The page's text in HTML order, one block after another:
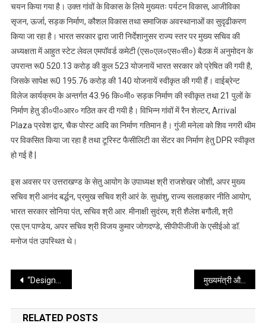
चयन किया गया है। उक्त गांवों के विकास के लिये मुख्यतः पर्यटन विकास, आजीविका
सृजन, ऊर्जा, सड़क निर्माण, कौशल विकास तथा समाजिक अवस्थानाओं का सुदृढीकरण
किया जा रहा है। भारत सरकार द्वारा जारी निर्देशानुसर राज्य स्तर पर मुख्य सचिव की
अध्यक्षता में आहुत स्टेट लेवल एमपॉवर्ड कमेटी (एस०एल०एस०सी०) बैठक में अनुमोदन के
उपरान्त रू0 520.13 करोड़ की कुल 523 योजनायें भारत सरकार को प्रेषित की गयी है,
जिसके सापेक्ष रू0 195.76 करोड़ की 140 योजनायें स्वीकृत की गयी हैं। वाईब्रेन्ट
विलेज कार्यक्रम के अन्तर्गत 43.96 कि०मी० सड़क निर्माण की स्वीकृत तथा 21 पुलों के
निर्माण हेतु डी०पी०आर० गठित कर दी गयी है। विभिन्न गांवों में रैन शेल्टर, Arrival
Plaza प्रवेश द्वार, चैक पोस्ट आदि का निर्माण गतिमान है। गुंजी मनेला को शिव नगरी थीम
पर विकसित किया जा रहा है तथा टूरिस्ट फैसीलिटी का सेंटर का निर्माण हेतु DPR स्वीकृत
हो गई है |
इस अवसर पर उत्तराखण्ड के सेतु आयोग के उपाध्यक्ष श्री राजशेखर जोशी, अपर मुख्य
सचिव श्री आनंद बर्द्धन, प्रमुख सचिव श्री आरं के. सुधांशु, राज्य सलाहकार नीति आयोग,
भारत सरकार सोनिया पंत, सचिव श्री आर. मीनाक्षी सुदंरम, श्री शैलेश बगौली, श्री
एस.एन.पाण्डेय, अपर सचिव श्री विजय कुमार जोगदण्डे, सीपीपीजीजी के एसीईओ डॉ.
मनोज पंत उपस्थित थे।
Post
navigation
“Design, Construction & Maintenance of Steel Bridges” कार्यशाला का शुभारम्भ मुख्यमंत्री और नीति आयोग के उपाध्यक्ष के बीच राज्य से जुडे विभिन्न विषयों पर हुई चर्चा
RELATED POSTS